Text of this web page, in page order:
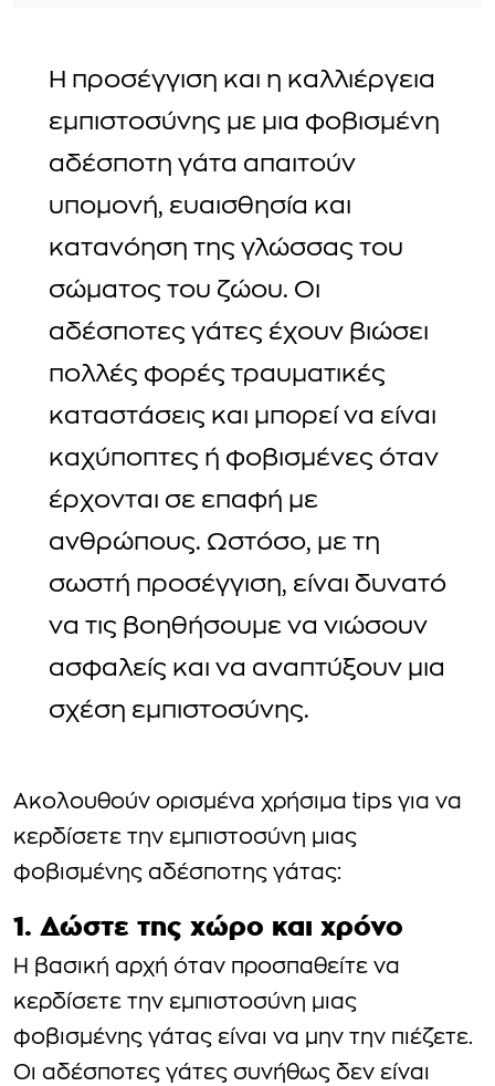
Η προσέγγιση και η καλλιέργεια
εμπιστοσύνης με μια φοβισμένη
αδέσποτη γάτα απαιτούν
υπομονή, ευαισθησία και
κατανόηση της γλώσσας του
σώματος του ζώου. Οι
αδέσποτες γάτες έχουν βιώσει
πολλές φορές τραυματικές
καταστάσεις και μπορεί να είναι
καχύποπτες ή φοβισμένες όταν
έρχονται σε επαφή με
ανθρώπους. Ωστόσο, με τη
σωστή προσέγγιση, είναι δυνατό
να τις βοηθήσουμε να νιώσουν
ασφαλείς και να αναπτύξουν μια
σχέση εμπιστοσύνης.
Ακολουθούν ορισμένα χρήσιμα tips για να
κερδίσετε την εμπιστοσύνη μιας
φοβισμένης αδέσποτης γάτας:
1. Δώστε της χώρο και χρόνο
Η βασική αρχή όταν προσπαθείτε να
κερδίσετε την εμπιστοσύνη μιας
φοβισμένης γάτας είναι να μην την πιέζετε.
Οι αδέσποτες γάτες συνήθως δεν είναι